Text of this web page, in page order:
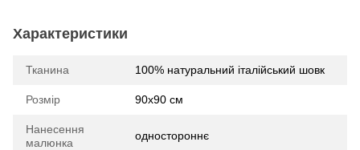
Характеристики
Тканина 100% натуральний італійський шовк
Розмір 90х90 см
Нанесення
малюнка
одностороннє